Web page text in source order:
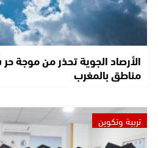
الأرصاد الجوية تحذر من موجة
مناطق بالمغرب
تربية وتكوين